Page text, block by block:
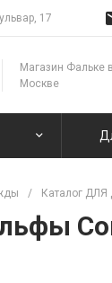
17
Магазин Фальке в
Москве
/ Каталог ДЛЯ